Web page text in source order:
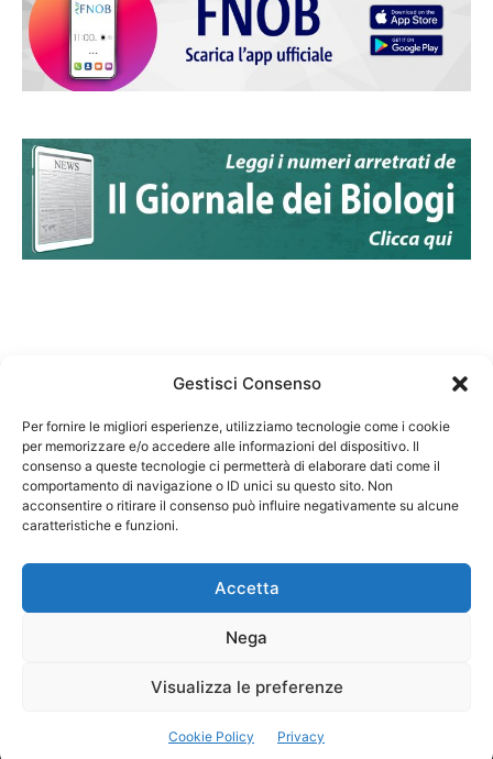
Gestisci Consenso
Per fornire le migliori esperienze, utilizziamo tecnologie come i cookie
per memorizzare e/o accedere alle informazioni del dispositivo. Il
consenso a queste tecnologie ci permetterà di elaborare dati come il
comportamento di navigazione o ID unici su questo sito. Non
acconsentire o ritirare il consenso può influire negativamente su alcune
caratteristiche e funzioni.
Accetta
Nega
Visualizza le preferenze
Cookie Policy Privacy
Federazione Nazionale Degli Ordini dei Biologi:
codice fiscale 80069130583
Responsabile sito internet www.fnob.it:
Privacy Policy Cookie Policy
Rights Reserved.